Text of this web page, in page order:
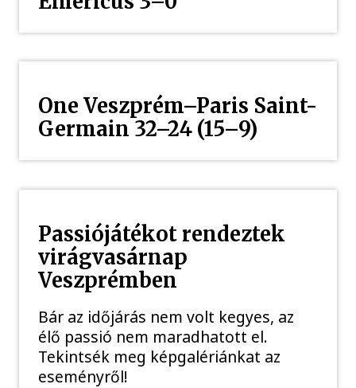
One Veszprém–Paris Saint-
Germain 32–24 (15–9)
Passiójátékot rendeztek
virágvasárnap
Veszprémben
Bár az időjárás nem volt kegyes, az
élő passió nem maradhatott el.
Tekintsék meg képgalériánkat az
eseményről!